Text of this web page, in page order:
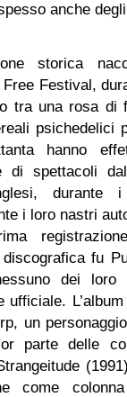
anche
storica
Free Festival,
tra una rosa di
psichedelici
hanno
di spettacoli
durante
i loro nastri
discografica fu
dei
ufficiale.
un
parte delle
come